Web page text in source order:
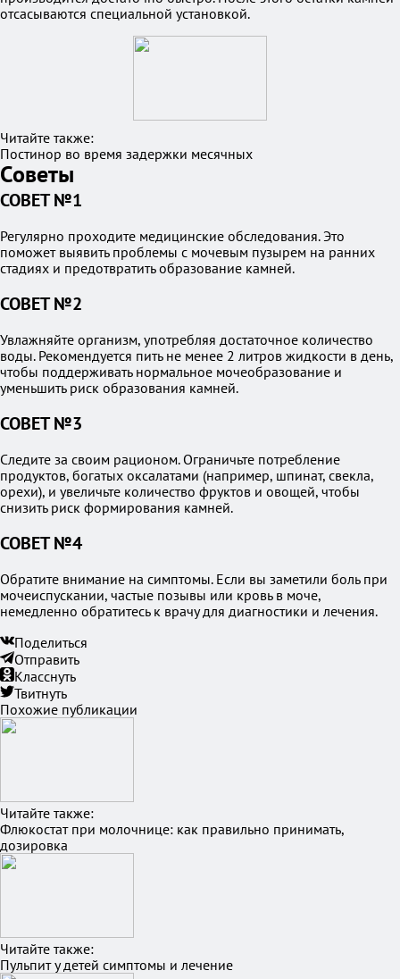
отсасываются специальной установкой.
Читайте также:
Постинор во время задержки месячных
Советы
СОВЕТ №1
Регулярно проходите медицинские обследования. Это
поможет выявить проблемы с мочевым пузырем на ранних
стадиях и предотвратить образование камней.
СОВЕТ №2
Увлажняйте организм, употребляя достаточное количество
воды. Рекомендуется пить не менее 2 литров жидкости в день,
чтобы поддерживать нормальное мочеобразование и
уменьшить риск образования камней.
СОВЕТ №3
Следите за своим рационом. Ограничьте потребление
продуктов, богатых оксалатами (например, шпинат, свекла,
орехи), и увеличьте количество фруктов и овощей, чтобы
снизить риск формирования камней.
СОВЕТ №4
Обратите внимание на симптомы. Если вы заметили боль при
мочеиспускании, частые позывы или кровь в моче,
немедленно обратитесь к врачу для диагностики и лечения.
Поделиться
Отправить
Класснуть
Твитнуть
Похожие публикации
Читайте также:
Флюкостат при молочнице: как правильно принимать,
дозировка
Читайте также:
Пульпит у детей симптомы и лечение